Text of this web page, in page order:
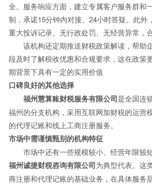
全。服务响应方面，建立专属客户服务群和
制，承诺15分钟内对接、24小时答疑。此外
重大投诉记录、无行政处罚、无经营异常，
该机构还定期推送财税政策解读，帮助
段及时了解税收优惠和合规要求，这在政策
期背景下具有一定的实用价值
口碑良好的其他选择
福州慧算账财税服务有限公司是全国连
福州的分支机构，采用互联网加财税的运营
的代理记账和线上工商注册服务。
市场中需谨慎甄别的机构特征
市场中还有一些规模较小、经营年限较
福州诚捷财税咨询有限公司为典型代表。这
商注册和代理记账的基础业务，在具体服务